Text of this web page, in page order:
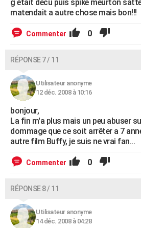
g était décu puis spike meurton
matendait a autre chose mais bon!!!
Commenter 0
RÉPONSE 7 / 11
Utilisateur anonyme
12 déc. 2008 à 10:16
bonjour,
La fin m'a plus mais un peu abuser
dommage que ce soit arrêter a 7
autre film Buffy, je suis ne vrai fan...
Commenter 0
RÉPONSE 8 / 11
Utilisateur anonyme
14 déc. 2008 à 04:28